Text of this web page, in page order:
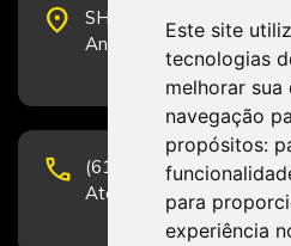
Este site
tecnologias
melhorar sua
navegação
propósitos:
para
experiência
place
SHS Quadra 6, Bloco E,
Andar, Sala 2001 - CEP
phone
(61) 3223-1652 e (61)
Atendimento por